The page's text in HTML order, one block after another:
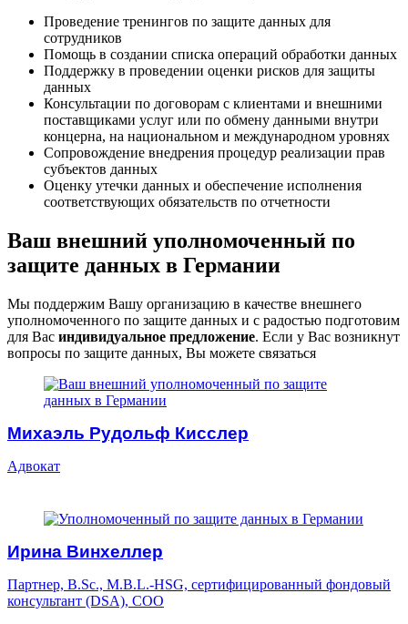
Проведение тренингов по защите данных для
сотрудников
Помощь в создании списка операций обработки данных
Поддержку в проведении оценки рисков для защиты
данных
Консультации по договорам с клиентами и внешними
поставщиками услуг или по обмену данными внутри
концерна, на национальном и международном уровнях
Сопровождение внедрения процедур реализации прав
субъектов данных
Оценку утечки данных и обеспечение исполнения
соответствующих обязательств по отчетности
Ваш внешний уполномоченный по
защите данных в Германии
Мы поддержим Вашу организацию в качестве внешнего
уполномоченного по защите данных и с радостью подготовим
для Вас индивидуальное предложение. Если у Вас возникнут
вопросы по защите данных, Вы можете связаться
Михаэль Рудольф Кисслер
Адвокат
Ирина Винхеллер
Партнер, B.Sc., M.B.L.-HSG, сертифицированный фондовый
консультант (DSA), COO